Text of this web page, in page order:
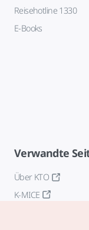
Reisehotline 1330
E-Books
Verwandte
Über KTO
K-MICE